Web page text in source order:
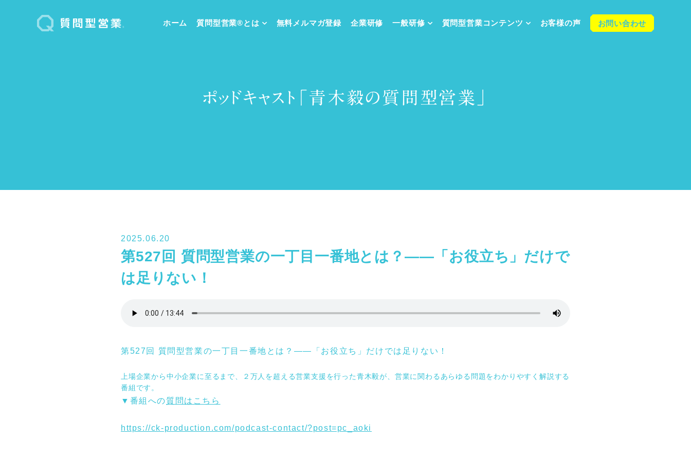
ホーム 質問型営業®とは 無料メルマガ登録 企業研修 一般研修 質問型営業コンテンツ お客様の声 お問い合わせ
ポッドキャスト「青木毅の質問型営業」
2025.06.20
第527回 質問型営業の一丁目一番地とは？——「お役立ち」だけで
は足りない！
第527回 質問型営業の一丁目一番地とは？——「お役立ち」だけでは足りない！
上場企業から中小企業に至るまで、２万人を超える営業支援を行った青木毅が、営業に関わるあらゆる問題をわかりやすく解説する
番組です。
▼ 番組への質問はこちら
https://ck-production.com/podcast-contact/?post=pc_aoki